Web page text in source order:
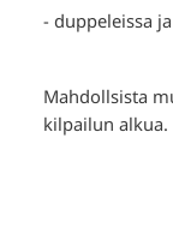
- duppeleissa
Mahdollsista
kilpailun alkua.